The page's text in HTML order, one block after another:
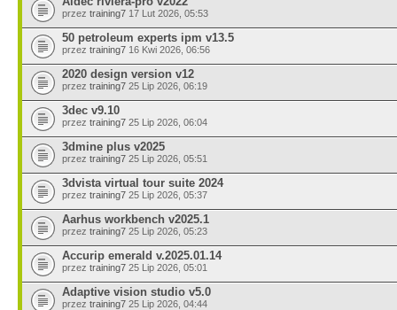
przez training7 17 Lut 2026, 05:53
50 petroleum experts ipm v13.5
przez training7 16 Kwi 2026, 06:56
2020 design version v12
przez training7 25 Lip 2026, 06:19
3dec v9.10
przez training7 25 Lip 2026, 06:04
3dmine plus v2025
przez training7 25 Lip 2026, 05:51
3dvista virtual tour suite 2024
przez training7 25 Lip 2026, 05:37
Aarhus workbench v2025.1
przez training7 25 Lip 2026, 05:23
Accurip emerald v.2025.01.14
przez training7 25 Lip 2026, 05:01
Adaptive vision studio v5.0
przez training7 25 Lip 2026, 04:44